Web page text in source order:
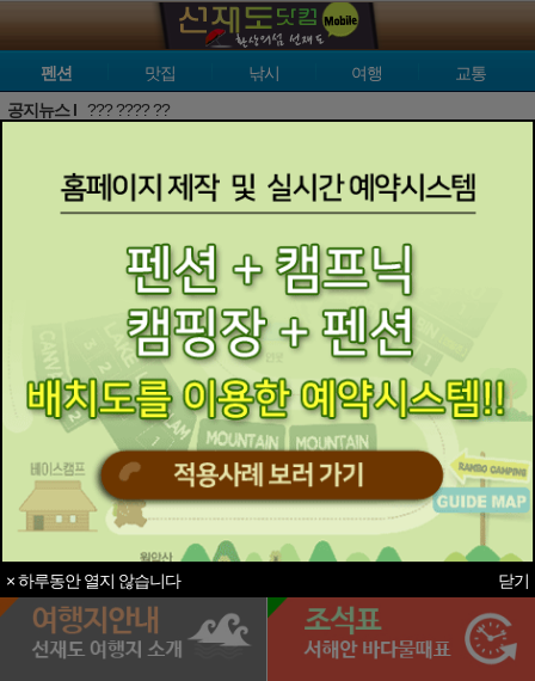
× 하루동안 열지 않습니다 닫기
펜션 맛집 낚시 여행
교통
공지뉴스 l ??? ???? ??